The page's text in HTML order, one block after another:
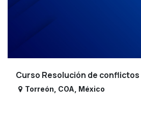
Curso Resolución de conflictos
Torreón COA México